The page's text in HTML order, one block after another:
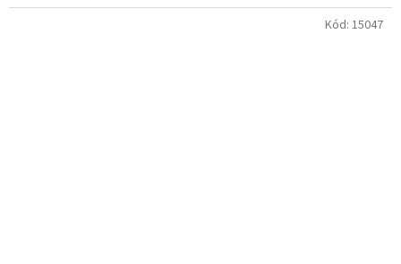
Kód: 15047